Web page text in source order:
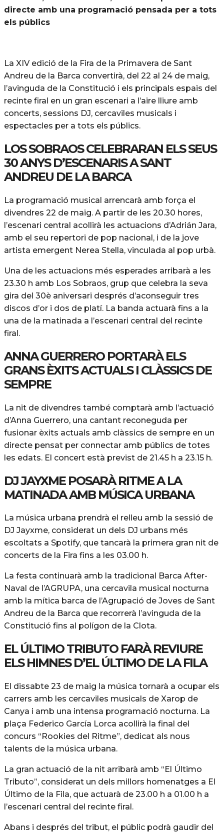
directe amb una programació pensada per a tots
els públics
La XIV edició de la Fira de la Primavera de Sant
Andreu de la Barca convertirà, del 22 al 24 de maig,
l’avinguda de la Constitució i els principals espais del
recinte firal en un gran escenari a l’aire lliure amb
concerts, sessions DJ, cercaviles musicals i
espectacles per a tots els públics.
LOS SOBRAOS CELEBRARAN ELS SEUS
30 ANYS D’ESCENARIS A SANT
ANDREU DE LA BARCA
La programació musical arrencarà amb força el
divendres 22 de maig. A partir de les 20.30 hores,
l’escenari central acollirà les actuacions d’Adrián Jara,
amb el seu repertori de pop nacional, i de la jove
artista emergent Nerea Stella, vinculada al pop urbà.
Una de les actuacions més esperades arribarà a les
23.30 h amb Los Sobraos, grup que celebra la seva
gira del 30è aniversari després d’aconseguir tres
discos d’or i dos de platí. La banda actuarà fins a la
una de la matinada a l’escenari central del recinte
firal.
ANNA GUERRERO PORTARÀ ELS
GRANS ÈXITS ACTUALS I CLÀSSICS DE
SEMPRE
La nit de divendres també comptarà amb l’actuació
d’Anna Guerrero, una cantant reconeguda per
fusionar èxits actuals amb clàssics de sempre en un
directe pensat per connectar amb públics de totes
les edats. El concert està previst de 21.45 h a 23.15 h.
DJ JAYXME POSARÀ RITME A LA
MATINADA AMB MÚSICA URBANA
La música urbana prendrà el relleu amb la sessió de
DJ Jayxme, considerat un dels DJ urbans més
escoltats a Spotify, que tancarà la primera gran nit de
concerts de la Fira fins a les 03.00 h.
La festa continuarà amb la tradicional Barca After-
Naval de l’AGRUPA, una cercavila musical nocturna
amb la mítica barca de l’Agrupació de Joves de Sant
Andreu de la Barca que recorrerà l’avinguda de la
Constitució fins al polígon de la Clota.
EL ÚLTIMO TRIBUTO FARÀ REVIURE
ELS HIMNES D’EL ÚLTIMO DE LA FILA
El dissabte 23 de maig la música tornarà a ocupar els
carrers amb les cercaviles musicals de Xarop de
Canya i amb una intensa programació nocturna. La
plaça Federico García Lorca acollirà la final del
concurs “Rookies del Ritme”, dedicat als nous
talents de la música urbana.
La gran actuació de la nit arribarà amb “El Último
Tributo”, considerat un dels millors homenatges a El
Último de la Fila, que actuarà de 23.00 h a 01.00 h a
l’escenari central del recinte firal.
Abans i després del tribut, el públic podrà gaudir del